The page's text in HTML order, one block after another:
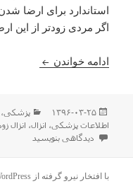
اگر مردی زودتر از
ادامه خواندن چند روش
ارسال
شده
در
۱۳۹۶-۰۳-۲۵ دسته‌ها
پزشکی،
اطلاعات پزشکی، انزال، انزال
برای چند روش برای دیر
دیدگاهی بنویسید
با افتخار نیرو گرفته از WordPress